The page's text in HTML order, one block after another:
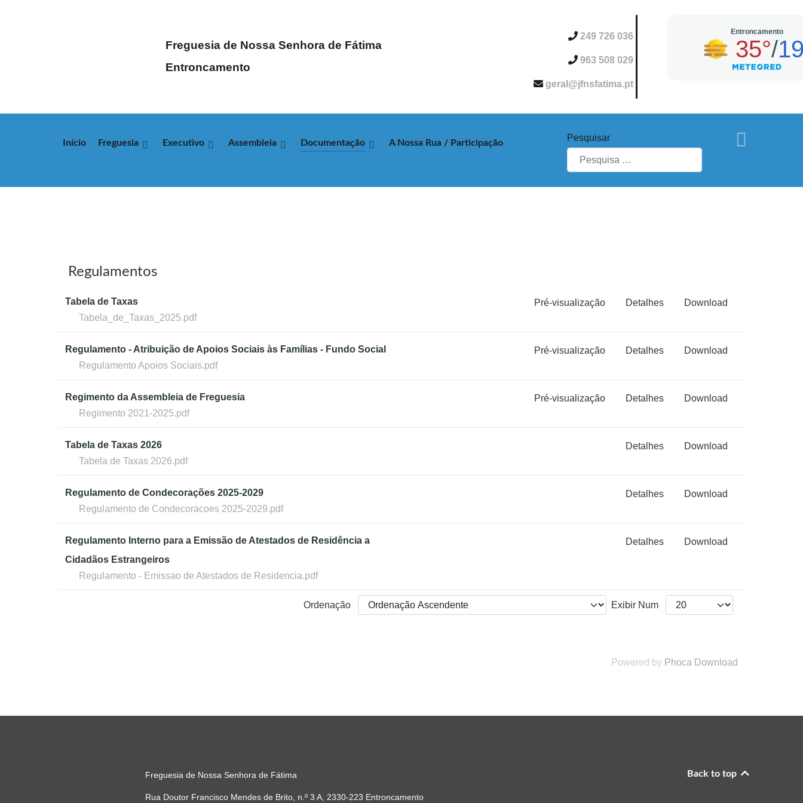
Freguesia de Nossa Senhora de Fátima
Entroncamento
249 726 036
963 508 029
geral@jfnsfatima.pt
Início Freguesia Executivo Assembleia Documentação A Nossa Rua / Participação Pesquisar
Regulamentos
Tabela de Taxas
Tabela_de_Taxas_2025.pdf
Download
Detalhes
Pré-visualização
Regulamento - Atribuição de Apoios Sociais às Famílias - Fundo Social
Regulamento Apoios Sociais.pdf
Download
Detalhes
Pré-visualização
Regimento da Assembleia de Freguesia
Regimento 2021-2025.pdf
Download
Detalhes
Pré-visualização
Tabela de Taxas 2026
Tabela de Taxas 2026.pdf
Download
Detalhes
Regulamento de Condecorações 2025-2029
Regulamento de Condecoracoes 2025-2029.pdf
Download
Detalhes
Regulamento Interno para a Emissão de Atestados de Residência a
Cidadãos Estrangeiros
Regulamento - Emissao de Atestados de Residencia.pdf
Download
Detalhes
Ordenação Exibir Num
Powered by Phoca Download
Freguesia de Nossa Senhora de Fátima
Rua Doutor Francisco Mendes de Brito, n.º 3 A, 2330-223 Entroncamento
Back to top